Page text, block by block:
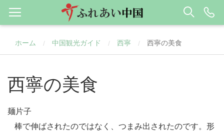
ホーム / 中国観光ガイド / 西寧 / 西寧の美食
西寧の美食
麺片子
棒で伸ばされたのではなく、つまみ出されたのです。形